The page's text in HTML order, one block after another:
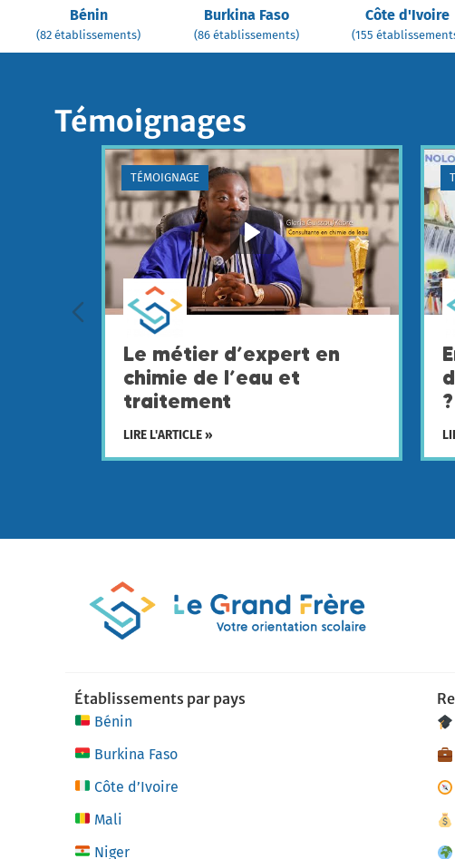
Bénin
(82 établissements)
Burkina Faso
(86 établissements)
Côte d'Ivoire
(155
Témoignages
TÉMOIGNAGE
Le métier d’expert en
chimie de l’eau et
traitement
LIRE L'ARTICLE »
?
Établissements par pays
Bénin
Burkina Faso
Côte d’Ivoire
Mali
Niger